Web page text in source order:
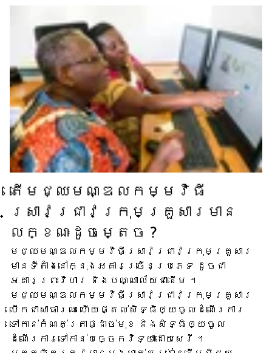
តើ​មជ្ឈមណ្ឌល​កម្មវិធី​
ស្រាវជ្រាវ​ក្រុមគ្រួសារ​មាន​
លក្ខណៈ​ដូចម្តេច ?
មជ្ឈមណ្ឌល​កម្មវិធី​ស្រាវជ្រាវ​ក្រុមគ្រួសារ​
មាន​ទីតាំង​នៅក្នុង​អគារ​ច្រើន​ប្រភេទ ដូចជា​
អគារ​ព្រះវិហារ និង​បណ្ណាល័យ​ជាដើម ។
មជ្ឈមណ្ឌល​កម្មវិធី​ស្រាវជ្រាវ​ក្រុមគ្រួសារ​
បើក​ជា​សាធារណៈ ហើយ​ផ្តល់​សិទ្ធិ​ឲ្យ​ចូល​ដំណើរការ​
ទៅកាន់​កំណត់ត្រា​ផ្ដាច់មុខ និង​សិទ្ធិ​ឲ្យ​ចូល​
ដំណើរការ​ទៅ​កាន់​បច្ចេកវិទ្យា​ដោយសេរី ។